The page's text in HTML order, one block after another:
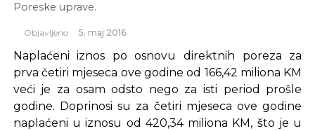
Poreske uprave.
Objavljeno 5. maj 2016.
Naplaćeni iznos po osnovu direktnih poreza za
prva četiri mjeseca ove godine od 166,42 miliona KM
veći je za osam odsto nego za isti period prošle
godine. Doprinosi su za četiri mjeseca ove godine
naplaćeni u iznosu od 420,34 miliona KM, što je u